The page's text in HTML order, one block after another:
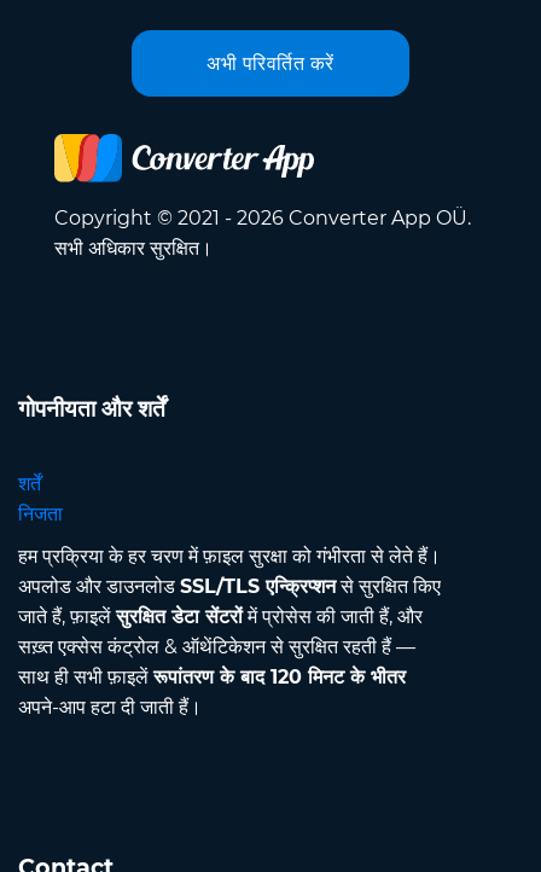
अभी परिवर्तित करें
Copyright © 2021 - 2026 Converter App OÜ.
सभी अधिकार सुरक्षित।
गोपनीयता और शर्तें
शर्तें
निजता
हम प्रक्रिया के हर चरण में फ़ाइल सुरक्षा को गंभीरता से लेते हैं।
अपलोड और डाउनलोड SSL/TLS एन्क्रिप्शनसे सुरक्षित किए
जाते हैं, फ़ाइलेंसुरक्षित डेटा सेंटरोंमें प्रोसेस की जाती हैं, और
सख़्त एक्सेस कंट्रोल & ऑथेंटिकेशन से सुरक्षित रहती हैं —
साथ ही सभी फ़ाइलेंरूपांतरण के बाद 120 मिनट के भीतर
अपने-आप हटा दी जाती हैं।